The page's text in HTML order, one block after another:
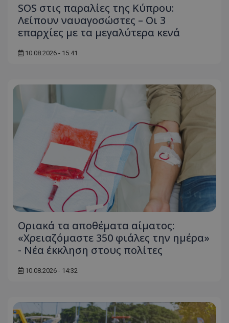
SOS στις παραλίες της Κύπρου:
Λείπουν ναυαγοσώστες – Οι 3
επαρχίες με τα μεγαλύτερα κενά
10.08.2026 - 15:41
Οριακά τα αποθέματα αίματος:
«Χρειαζόμαστε 350 φιάλες την ημέρα»
- Νέα έκκληση στους πολίτες
10.08.2026 - 14:32